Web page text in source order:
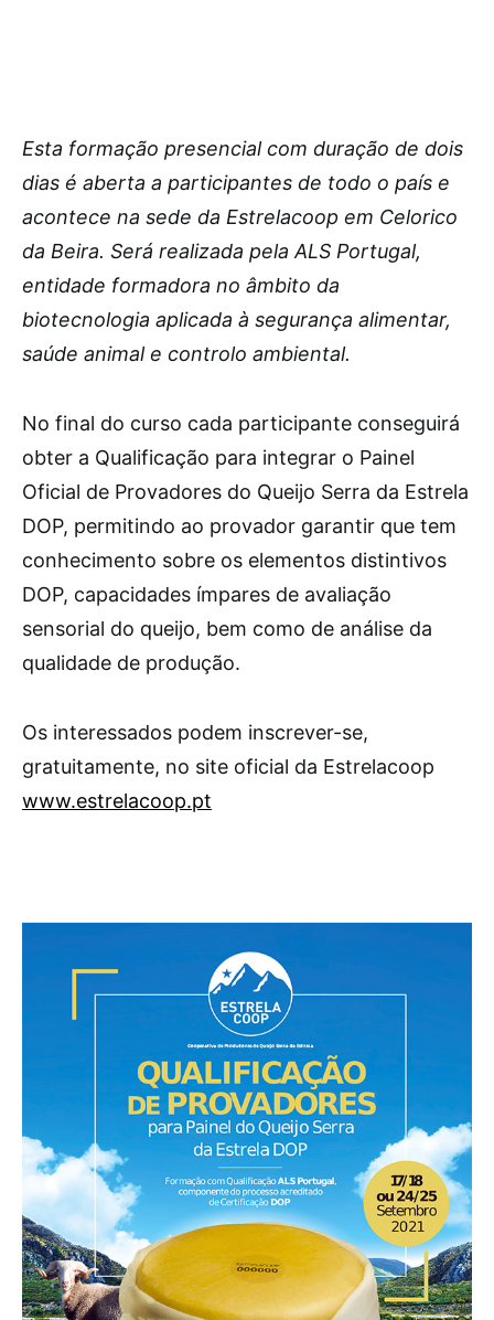
Esta formação presencial com duração de dois
dias é aberta a participantes de todo o país e
acontece na sede da Estrelacoop em Celorico
da Beira. Será realizada pela ALS Portugal,
entidade formadora no âmbito da
biotecnologia aplicada à segurança alimentar,
saúde animal e controlo ambiental.
No final do curso cada participante conseguirá
obter a Qualificação para integrar o Painel
Oficial de Provadores do Queijo Serra da Estrela
DOP, permitindo ao provador garantir que tem
conhecimento sobre os elementos distintivos
DOP, capacidades ímpares de avaliação
sensorial do queijo, bem como de análise da
qualidade de produção.
Os interessados podem inscrever-se,
gratuitamente, no site oficial da Estrelacoop
www.estrelacoop.pt